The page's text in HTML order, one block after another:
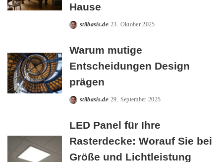
Hause
Posted
stilbasis.de 23. Oktober 2025
Warum mutige
Entscheidungen Design
prägen
Posted
stilbasis.de 29. September 2025
LED Panel für Ihre
Rasterdecke: Worauf Sie bei
Größe und Lichtleistung